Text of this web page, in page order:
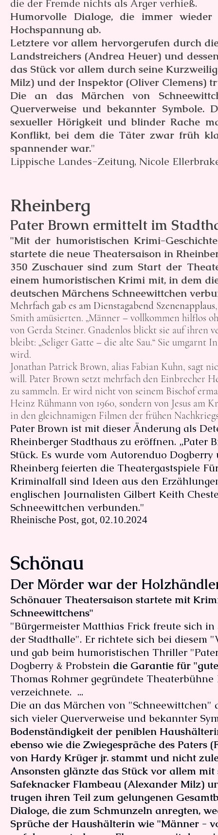
die der Fremde nichts als Ärger verhieß.
Humorvolle Dialoge, die immer
Hochspannung ab.
Letztere vor allem hervorgerufen durch
Landstreichers (Andrea Heuer) und
das Stück vor allem durch seine
Milz) und der Inspektor (Oliver Clemens)
Die an das Märchen von
Querverweise und bekannter Symbole.
sexueller Hörigkeit und blinder Rache
Konflikt, bei dem die Täter zwar früh
spannender war."
Lippische Landes-Zeitung, Nicole
Rheinberg
Pater Brown ermittelt im
"Mit der humoristischen Krimi-
startete die neue Theatersaison in
350 Zuschauer sind zum Start der
einem humoristischen Krimi mit, in dem
deutschen Märchens Schneewittchen
Mehrfach gab es am Dienstagabend Szenenapplaus
Smith amüsierten. „Männer – vollkommen hilflos
von Gerda Steiner. Gnadenlos blickt sie auf ihren
bleibt: „Seliger Gatte – die alte Sau.“ Sie umgarnt
wird.
Jonathan Patrick Brown, alias Fabian Kuhn, sagt
will. Pater Brown setzt mehrfach den Einbrecher
zu sammeln. Er wird nicht von seinem Bischof
Heinz Rühmann von 1960, sondern von Jesus am
in den gleichnamigen Filmen der frühen
Pater Brown ist mit dieser Änderung als
Rheinberger Stadthaus zu eröffnen. „Pater
Stück. Es wurde vom Autorenduo
Rheinberg feierten die Theatergastspiele
Kriminalfall sind Ideen aus den
englischen Journalisten Gilbert Keith
Schneewittchen verbunden."
​Rheinische Post, got, 02.10.2024
Schönau
Der Mörder war der
Schönauer Theatersaison startete mit
Schneewittchens"
"Bürgermeister Matthias Frick freute sich
der Stadthalle". Er richtete sich bei diesem
und gab beim humoristischen Thriller
Dogberry & Probstein die Garantie für
Thomas Rohmer gegründete
verzeichnete. ...
Die an das Märchen von
sich vieler Querverweise und bekannter
Bodenständigkeit der peniblen
ebenso wie die Zwiegespräche des Paters
von Hardy Krüger jr. stammt und nicht
Ansonsten glänzte das Stück vor allem
Safeknacker Flambeau (Alexander Milz)
trugen ihren Teil zum gelungenen
Dialoge, die zum Schmunzeln anregten,
Sprüche der Haushälterin wie "Männer -